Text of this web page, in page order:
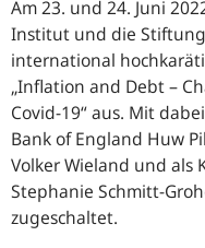
Am 23. und 24. Juni
Institut und die
international
„Inflation and Debt –
Covid-19“ aus. Mit
Bank of England Huw
Volker Wieland und als
Stephanie Schmitt-
zugeschaltet.